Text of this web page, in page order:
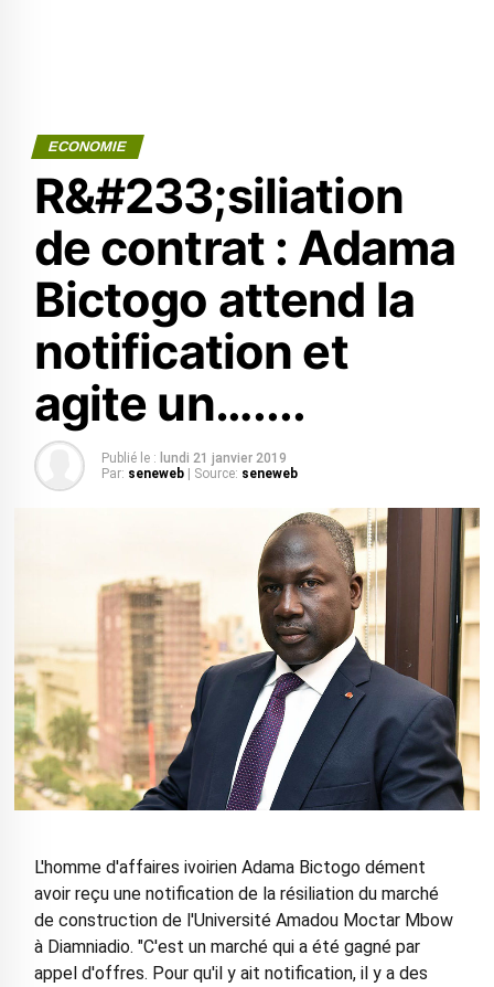
ECONOMIE
R&#233;siliation
de contrat : Adama
Bictogo attend la
notification et
agite un…....
Publié le : lundi 21 janvier 2019
Par: seneweb | Source: seneweb
L'homme d'affaires ivoirien Adama Bictogo dément
avoir reçu une notification de la résiliation du marché
de construction de l'Université Amadou Moctar Mbow
à Diamniadio. "C'est un marché qui a été gagné par
appel d'offres. Pour qu'il y ait notification, il y a des